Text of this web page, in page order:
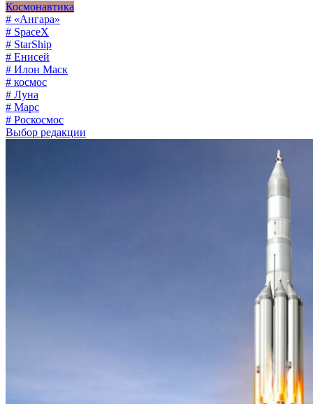
Космонавтика
# «Ангара»
# SpaceX
# StarShip
# Енисей
# Илон Маск
# космос
# Луна
# Марс
# Роскосмос
Выбор редакции